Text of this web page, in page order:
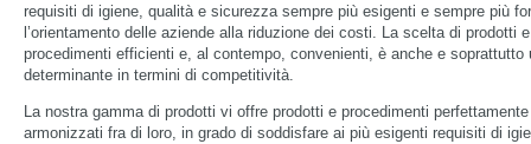
requisiti di igiene, qualità e sicurezza sempre più esigenti e sempre più
l’orientamento delle aziende alla riduzione dei costi. La scelta di prodotti e
procedimenti efficienti e, al contempo, convenienti, è anche e soprattutto
determinante in termini di competitività.
La nostra gamma di prodotti vi offre prodotti e procedimenti perfettamente
armonizzati fra di loro, in grado di soddisfare ai più esigenti requisiti di